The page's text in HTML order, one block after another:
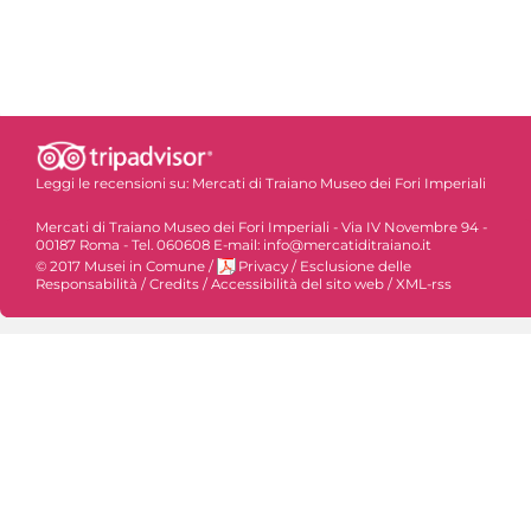
Leggi le recensioni su: Mercati di Traiano Museo dei Fori Imperiali
Mercati di Traiano Museo dei Fori Imperiali - Via IV Novembre 94 -
00187 Roma - Tel. 060608 E-mail: info@mercatiditraiano.it
© 2017 Musei in Comune / Privacy / Esclusione delle
Responsabilità / Credits / Accessibilità del sito web / XML-rss